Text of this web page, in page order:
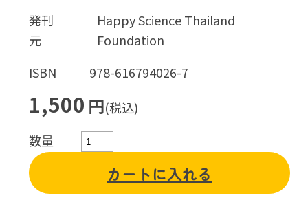
発刊
元
Happy Science Thailand
Foundation
ISBN
978-616794026-7
1,500 円(税込)
数量
カートに入れる